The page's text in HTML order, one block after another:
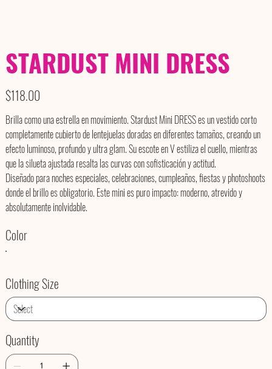
STARDUST MINI DRESS
Price
$118.00
Brilla como una estrella en movimiento. Stardust Mini DRESS es un vestido corto
completamente cubierto de lentejuelas doradas en diferentes tamaños, creando un
efecto luminoso, profundo y ultra glam. Su escote en V estiliza el cuello, mientras
que la silueta ajustada resalta las curvas con sofisticación y actitud.
Diseñado para noches especiales, celebraciones, cumpleaños, fiestas y photoshoots
donde el brillo es obligatorio. Este mini es puro impacto: moderno, atrevido y
absolutamente inolvidable.
Color
Clothing Size
Quantity